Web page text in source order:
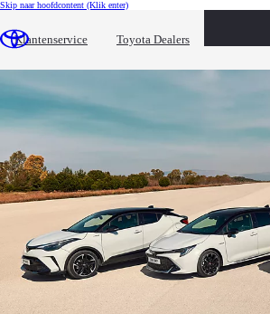
Skip naar hoofdcontent (Klik enter)
Klantenservice Toyota Dealers
Hoeveel kun jij besparen door